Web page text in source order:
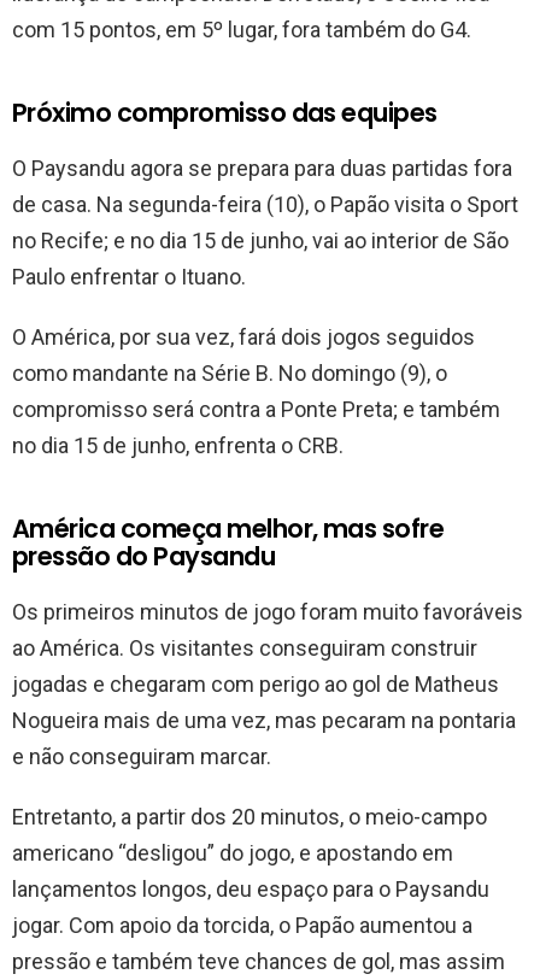
com 15 pontos, em 5º lugar, fora também do G4.
Próximo compromisso das equipes
O Paysandu agora se prepara para duas partidas fora
de casa. Na segunda-feira (10), o Papão visita o Sport
no Recife; e no dia 15 de junho, vai ao interior de São
Paulo enfrentar o Ituano.
O América, por sua vez, fará dois jogos seguidos
como mandante na Série B. No domingo (9), o
compromisso será contra a Ponte Preta; e também
no dia 15 de junho, enfrenta o CRB.
América começa melhor, mas sofre
pressão do Paysandu
Os primeiros minutos de jogo foram muito favoráveis
ao América. Os visitantes conseguiram construir
jogadas e chegaram com perigo ao gol de Matheus
Nogueira mais de uma vez, mas pecaram na pontaria
e não conseguiram marcar.
Entretanto, a partir dos 20 minutos, o meio-campo
americano “desligou” do jogo, e apostando em
lançamentos longos, deu espaço para o Paysandu
jogar. Com apoio da torcida, o Papão aumentou a
pressão e também teve chances de gol, mas assim